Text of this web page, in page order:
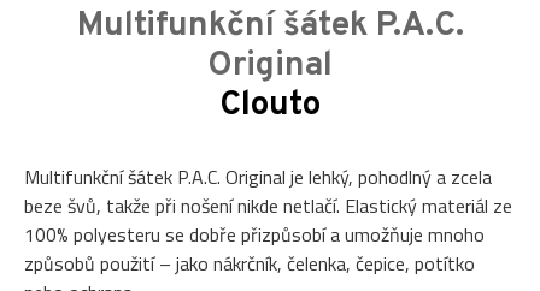
Multifunkční šátek P.A.C.
Original
Clouto
Multifunkční šátek P.A.C. Original je lehký, pohodlný a zcela
beze švů, takže při nošení nikde netlačí. Elastický materiál ze
100% polyesteru se dobře přizpůsobí a umožňuje mnoho
způsobů použití – jako nákrčník, čelenka, čepice, potítko